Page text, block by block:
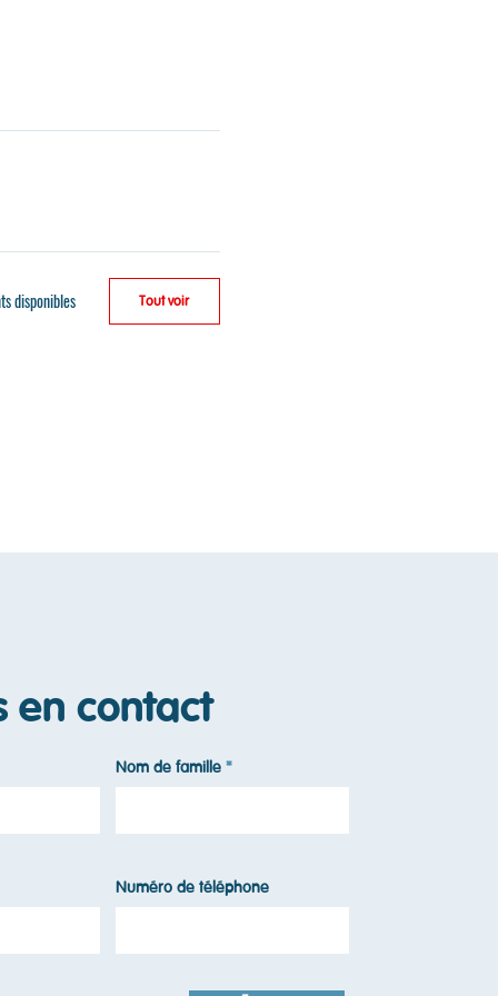
disponibles Tout voir
en contact
Nom de famille
Numéro de téléphone